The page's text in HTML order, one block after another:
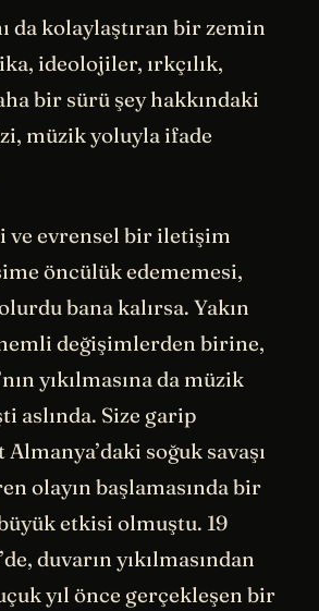
da kolaylaştıran bir zemin
ideolojiler, ırkçılık,
bir sürü şey hakkındaki
müzik yoluyla ifade
ve evrensel bir iletişim
öncülük edememesi,
bana kalırsa. Yakın
değişimlerden birine,
yıkılmasına da müzik
aslında. Size garip
soğuk savaşı
olayın başlamasında bir
etkisi olmuştu. 19
duvarın yıkılmasından
yıl önce gerçekleşen bir